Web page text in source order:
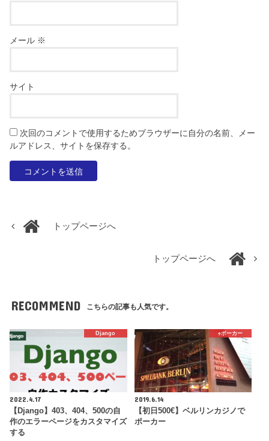
メール ※
サイト
次回のコメントで使用するためブラウザーに自分の名前、メー
ルアドレス、サイトを保存する。
トップページへ
トップページへ
RECOMMEND こちらの記事も人気です。
Django
2022.4.17
【Django】403、404、500の自
作のエラーページをカスタマイズ
する
♠️ポーカー
2019.6.14
【初日500€】ベルリンカジノで
ポーカー